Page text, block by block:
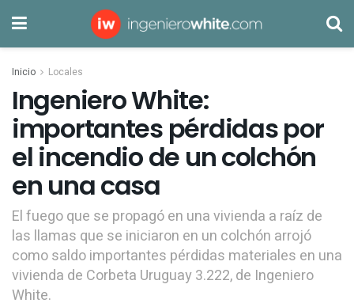
Inicio Locales
Ingeniero White:
importantes pérdidas por
el incendio de un colchón
en una casa
El fuego que se propagó en una vivienda a raíz de
las llamas que se iniciaron en un colchón arrojó
como saldo importantes pérdidas materiales en una
vivienda de Corbeta Uruguay 3.222, de Ingeniero
White.